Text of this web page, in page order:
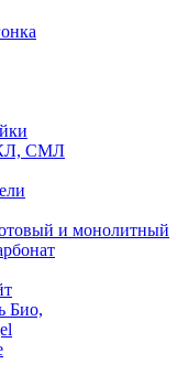
СМЛ
и монолитный
Био,